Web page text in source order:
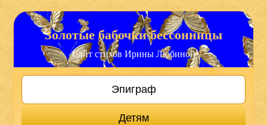
Золотые бабочки бессонницы
Сайт стихов Ирины Любиной
Эпиграф
Детям